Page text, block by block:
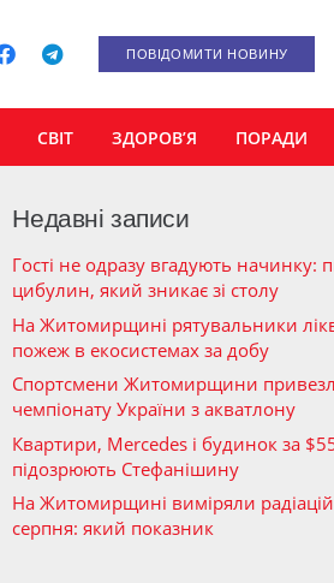
ПОВІДОМИТИ НОВИНУ
СВІТ ЗДОРОВ’Я ПОРАДИ
Недавні записи
Гості не одразу вгадують начинку:
цибулин, який зникає зі столу
На Житомирщині рятувальники
пожеж в екосистемах за добу
Спортсмени Житомирщини
чемпіонату України з акватлону
Квартири, Mercedes і будинок за
підозрюють Стефанішину
На Житомирщині виміряли
серпня: який показник